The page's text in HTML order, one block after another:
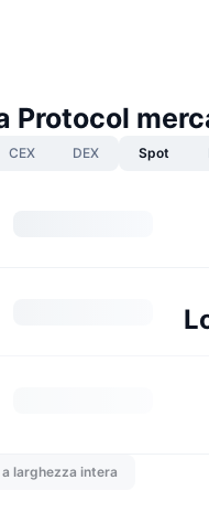
Protocol
CEX DEX Spot
larghezza intera